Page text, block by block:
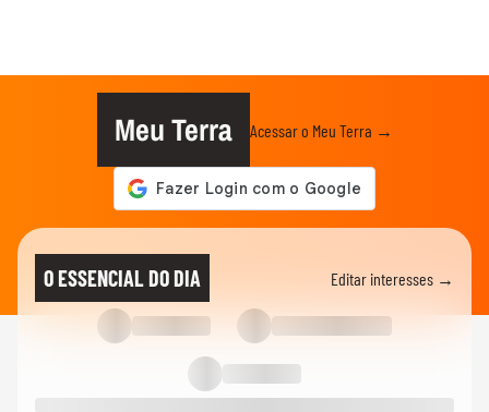
Meu Terra Acessar o Meu Terra →
O ESSENCIAL DO DIA Editar interesses →